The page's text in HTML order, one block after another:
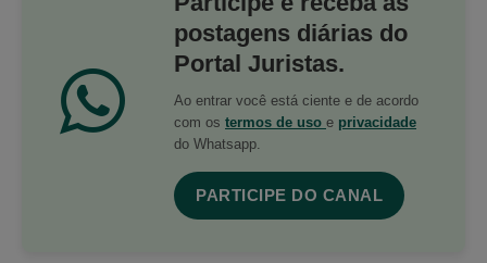
postagens diárias do
Portal Juristas.
Ao entrar você está ciente e de acordo
com os termos de uso e privacidade
do Whatsapp.
PARTICIPE DO CANAL